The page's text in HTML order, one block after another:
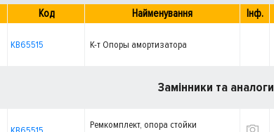
Код Найменування Інф.
KB65515 К-т Опоры амортизатора
Замінники та аналоги
Ремкомплект, опора стойки